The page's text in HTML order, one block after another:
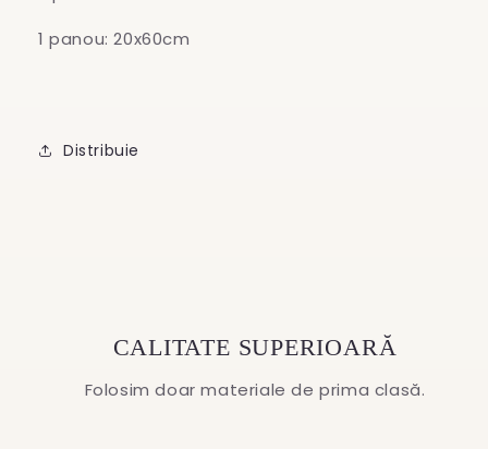
1 panou: 20x60cm
Distribuie
CALITATE SUPERIOARĂ
Folosim doar materiale de prima clasă.